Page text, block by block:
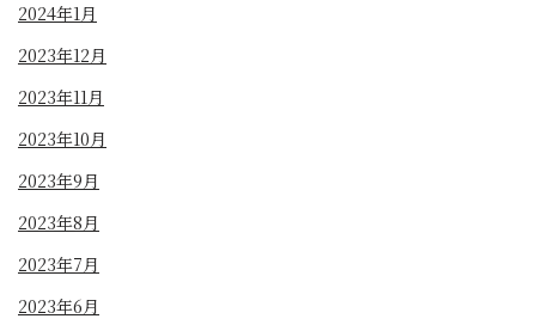
2024年1月
2023年12月
2023年11月
2023年10月
2023年9月
2023年8月
2023年7月
2023年6月